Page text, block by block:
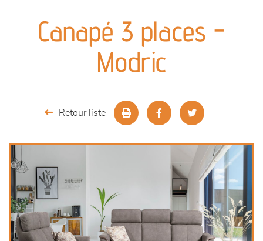
séjours
meubles de complément
décoration
Canapé 3 places -
Modric
Retour liste